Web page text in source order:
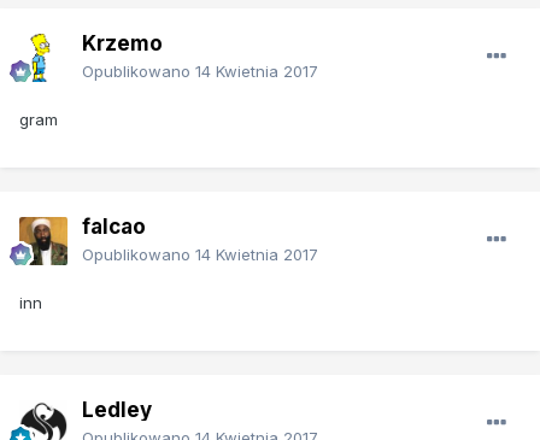
Krzemo
Opublikowano 14 Kwietnia 2017
gram
falcao
Opublikowano 14 Kwietnia 2017
inn
Ledley